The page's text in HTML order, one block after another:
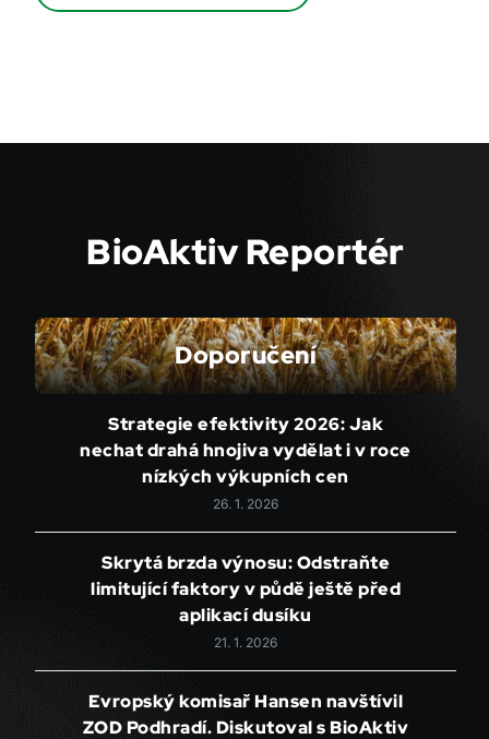
BioAktiv Reportér
Doporučení
Strategie efektivity 2026: Jak
nechat drahá hnojiva vydělat i v roce
nízkých výkupních cen
26. 1. 2026
Skrytá brzda výnosu: Odstraňte
limitující faktory v půdě ještě před
aplikací dusíku
21. 1. 2026
Evropský komisař Hansen navštívil
ZOD Podhradí. Diskutoval s BioAktiv